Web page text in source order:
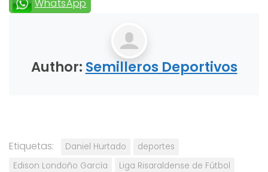
WhatsApp
Author: Semilleros Deportivos
Etiquetas: Daniel Hurtado
deportes
Edison Londoño García
Liga Risaraldense de Fútbol